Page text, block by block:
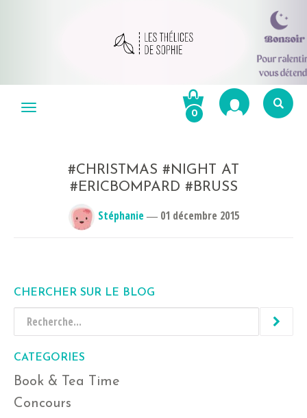
Menu 0
#CHRISTMAS #NIGHT AT
#ERICBOMPARD #BRUSS
Stéphanie― 01 décembre 2015
CHERCHER SUR LE BLOG
CATEGORIES
Book & Tea Time
Concours